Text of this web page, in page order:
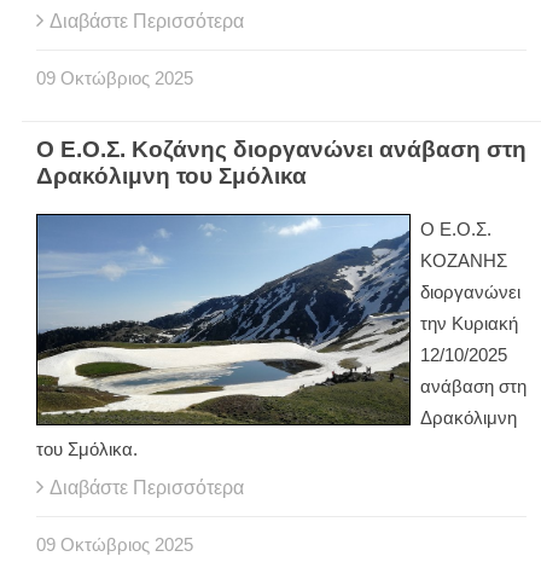
Διαβάστε Περισσότερα
09 Οκτώβριος 2025
Ο Ε.Ο.Σ. Κοζάνης διοργανώνει ανάβαση στη
Δρακόλιμνη του Σμόλικα
Ο Ε.Ο.Σ.
ΚΟΖΑΝΗΣ
διοργανώνει
την Κυριακή
12/10/2025
ανάβαση στη
Δρακόλιμνη
του Σμόλικα.
Διαβάστε Περισσότερα
09 Οκτώβριος 2025